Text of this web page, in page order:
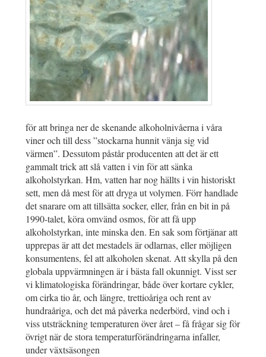
för att bringa ner de skenande alkoholnivåerna i våra
viner och till dess ”stockarna hunnit vänja sig vid
värmen”. Dessutom påstår producenten att det är ett
gammalt trick att slå vatten i vin för att sänka
alkoholstyrkan. Hm, vatten har nog hällts i vin historiskt
sett, men då mest för att dryga ut volymen. Förr handlade
det snarare om att tillsätta socker, eller, från en bit in på
1990-talet, köra omvänd osmos, för att få upp
alkoholstyrkan, inte minska den. En sak som förtjänar att
upprepas är att det mestadels är odlarnas, eller möjligen
konsumentens, fel att alkoholen skenat. Att skylla på den
globala uppvärmningen är i bästa fall okunnigt. Visst ser
vi klimatologiska förändringar, både över kortare cykler,
om cirka tio år, och längre, trettioåriga och rent av
hundraåriga, och det må påverka nederbörd, vind och i
viss utsträckning temperaturen över året – få frågar sig för
övrigt när de stora temperaturförändringarna infaller,
under växtsäsongen